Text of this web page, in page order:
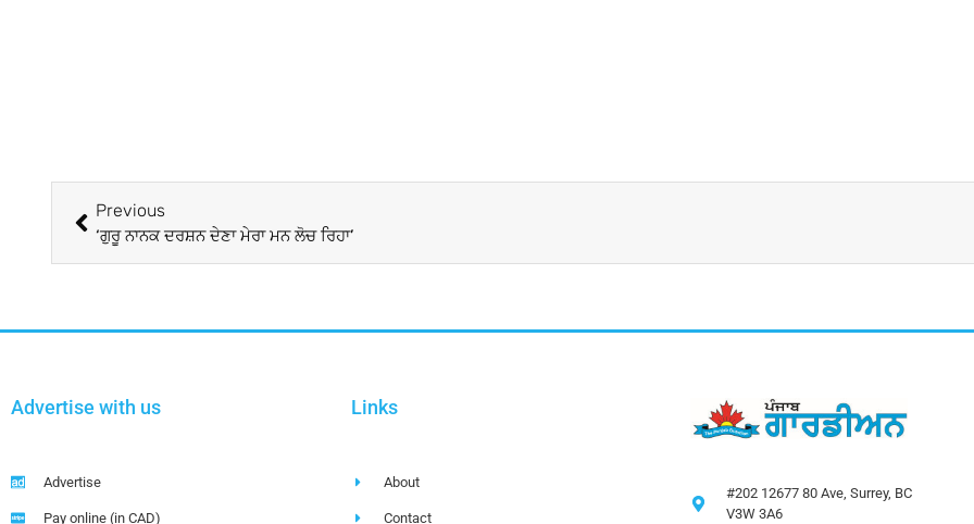
Previous
‘ਗੁਰੂ ਨਾਨਕ ਦਰਸ਼ਨ ਦੇਣਾ ਮੇਰਾ ਮਨ ਲੋਚ ਰਿਹਾ’
Advertise with us
Advertise
Pay online (in CAD)
Links
About
Contact
#202 12677 80 Ave, Surrey, BC
V3W 3A6